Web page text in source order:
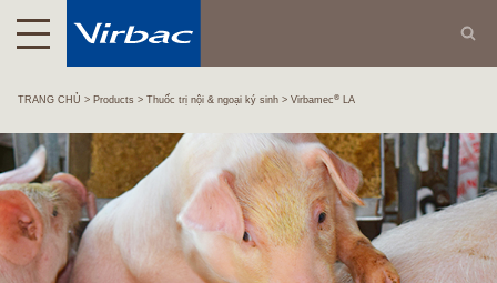
TRANG CHỦ Products Thuốc trị nội & ngoại ký sinh Virbamec® LA